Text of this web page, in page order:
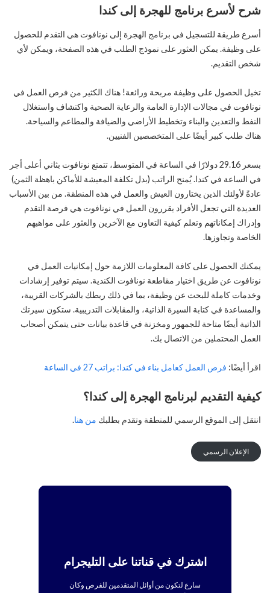
شرح لأسرع برنامج للهجرة إلى كندا
أسرع طريقة للتسجيل في برنامج الهجرة إلى نونافوت هي التقدم للحصول
على وظيفة. يمكن العثور على نموذج الطلب في هذه الصفحة، ويمكن لأي
شخص التقديم.
تخيل الحصول على وظيفة مربحة ورائعة! هناك الكثير من فرص العمل في
نونافوت في مجالات الإدارة العامة والرعاية الصحية واكتشاف واستغلال
النفط والتعدين والبناء وتخطيط الأراضي والضيافة والمطاعم والسياحة.
هناك طلب كبير أيضًا على المتخصصين الفنيين.
بسعر 29.16 دولارًا في الساعة في المتوسط، تتمتع نونافوت بثاني أعلى أجر
في الساعة في كندا. يُمنح الراتب (بدل تكلفة المعيشة للأماكن باهظة الثمن)
عادةً لأولئك الذين يختارون العيش والعمل في هذه المنطقة. من بين الأسباب
العديدة التي تجعل الأفراد يقررون العمل في نونافوت هي فرصة التقدم
وإدراك إمكاناتهم وتعلم كيفية التعاون مع الآخرين والعثور على مواهبهم
الخاصة وتجاوزها.
يمكنك الحصول على كافة المعلومات اللازمة حول إمكانيات العمل في
نونافوت عن طريق اختيار مقاطعة نونافوت الكندية. سيتم توفير إرشادات
وخدمات كاملة للبحث عن وظيفة، بما في ذلك ربطك بالشركات القريبة،
والمساعدة في كتابة السيرة الذاتية، والمقابلات التدريبية. ستكون سيرتك
الذاتية أيضًا متاحة للجمهور ومخزنة في قاعدة بيانات حتى يتمكن أصحاب
العمل المحتملين من الاتصال بك.
اقرأ أيضًا: فرص العمل كعامل بناء في كندا: براتب 27 في الساعة
كيفية التقديم لبرنامج الهجرة إلى كندا؟
انتقل إلى الموقع الرسمي للمنطقة وتقدم بطلبك من هنا.
الإعلان الرسمي
اشترك في قناتنا على التليجرام
سارع لتكون من أوائل المتقدمين للفرص وكان